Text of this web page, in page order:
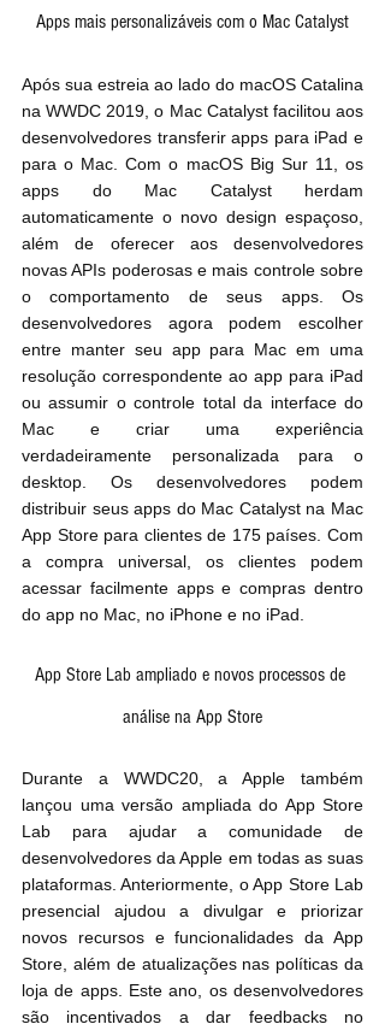
Apps mais personalizáveis com o Mac Catalyst
Após sua estreia ao lado do macOS Catalina
na WWDC 2019, o Mac Catalyst facilitou aos
desenvolvedores transferir apps para iPad e
para o Mac. Com o macOS Big Sur 11, os
apps do Mac Catalyst herdam
automaticamente o novo design espaçoso,
além de oferecer aos desenvolvedores
novas APIs poderosas e mais controle sobre
o comportamento de seus apps. Os
desenvolvedores agora podem escolher
entre manter seu app para Mac em uma
resolução correspondente ao app para iPad
ou assumir o controle total da interface do
Mac e criar uma experiência
verdadeiramente personalizada para o
desktop. Os desenvolvedores podem
distribuir seus apps do Mac Catalyst na Mac
App Store para clientes de 175 países. Com
a compra universal, os clientes podem
acessar facilmente apps e compras dentro
do app no Mac, no iPhone e no iPad.
App Store Lab ampliado e novos processos de
análise na App Store
Durante a WWDC20, a Apple também
lançou uma versão ampliada do App Store
Lab para ajudar a comunidade de
desenvolvedores da Apple em todas as suas
plataformas. Anteriormente, o App Store Lab
presencial ajudou a divulgar e priorizar
novos recursos e funcionalidades da App
Store, além de atualizações nas políticas da
loja de apps. Este ano, os desenvolvedores
são incentivados a dar feedbacks no